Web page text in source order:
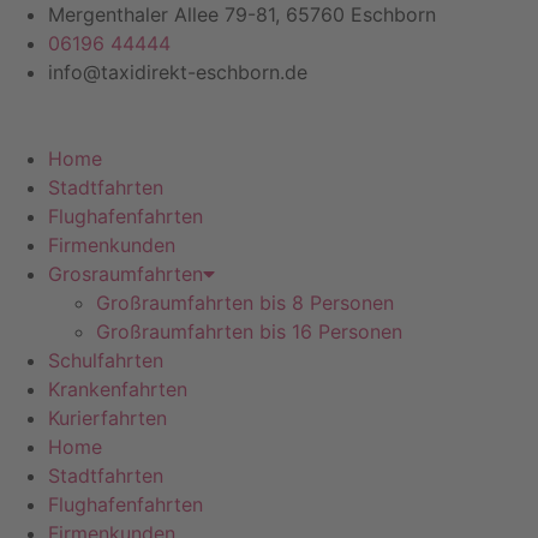
Zum
Inhalt
springen
Mergenthaler Allee 79-81, 65760 Eschborn
06196 44444
info@taxidirekt-eschborn.de
Home
Stadtfahrten
Flughafenfahrten
Firmenkunden
Grosraumfahrten
Großraumfahrten bis 8 Personen
Großraumfahrten bis 16 Personen
Schulfahrten
Krankenfahrten
Kurierfahrten
Home
Stadtfahrten
Flughafenfahrten
Firmenkunden